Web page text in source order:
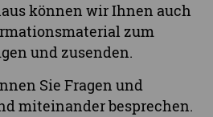
können wir Ihnen auch
zum
und zusenden.
Sie Fragen und
miteinander besprechen.